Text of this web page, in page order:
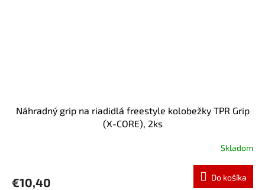
Náhradný grip na riadidlá freestyle kolobežky TPR Grip
(X-CORE), 2ks
Skladom
€10,40 Do košíka